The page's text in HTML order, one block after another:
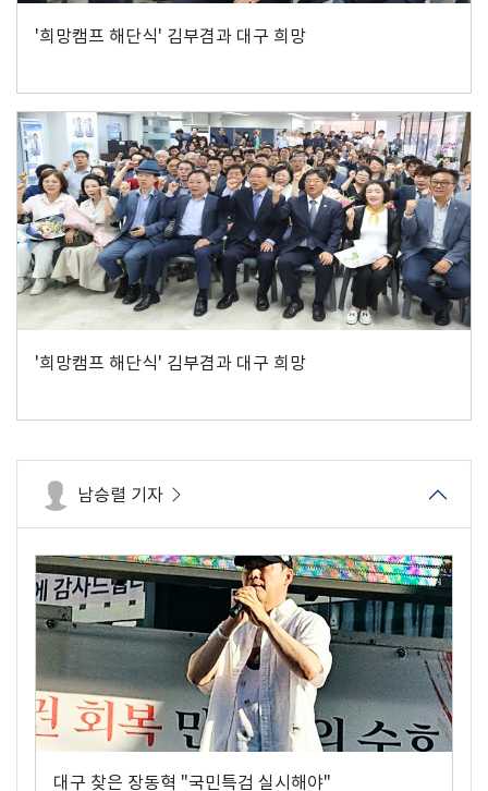
'희망캠프 해단식' 김부겸과 대구 희망
'희망캠프 해단식' 김부겸과 대구 희망
남승렬 기자
대구 찾은 장동혁 "국민특검 실시해야"